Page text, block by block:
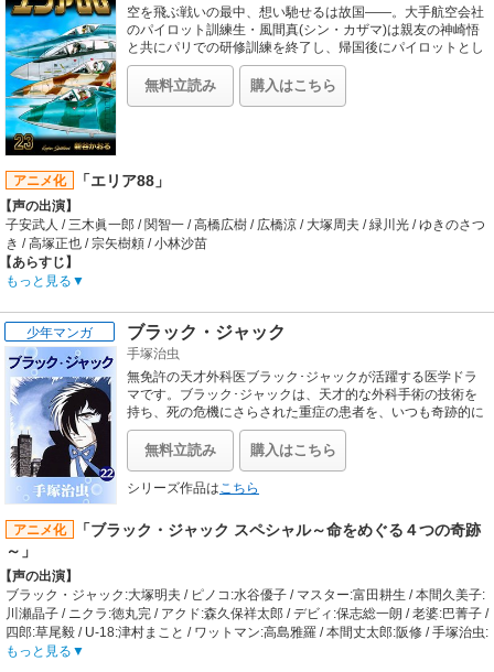
の敵は個人か国か社会か! より大きな舞台で9課の活躍が始まる。
【制作会社】
プロダクションI.G
【スタッフ情報】
原作・協力:士郎正宗
監督:神山健治
企画:石川光久、渡辺繁 / シリーズ構成:神山健治 / ストーリーコンセプト:押井守 /
キャラクターデザイン:後藤隆幸、西尾鉄也 / オリジナルキャラクターデザイン:下
村一 / メカニカルデザイン:寺岡賢司、常木志伸 / 美術監督:竹田悠介 / 美術設定:加
藤浩 / 色彩設定:片山由美子 / 特殊効果:村上正博 / 編集:植松淳一 / 撮影監督:田中宏
侍 / 3D監督:遠藤誠 / 音響監督:若林和弘 / 音楽:菅野よう子
【音楽】
OP:Origa「rise」、Ilaria Graziano「Christmas in the silent forest」 / ED:Steve
Conte「living inside the shell」、Ilaria Graziano「snyper」
空を飛ぶ戦いの最中、想い馳せるは故国――。大手航空会社
のパイロット訓練生・風間真(シン・カザマ)は親友の神崎悟
と共にパリでの研修訓練を終了し、帰国後にパイロットとし
ての第一歩を踏み出すことになっていた。社長令嬢・津雲涼
子との交際も順調でその将来を嘱望されていたシンだった
延びるかのみ。シンは違約金を稼ぐため、ザク・ヴァシュタ
兄であるアブダエル・ヴァシュタールは率いる反政府軍と血
みどろの戦いを繰り広げることになる。戦いのさなか、シン
ン、電子書籍として装いも新たに登場！
無料立読み 購入はこちら
アニメ化 「エリア88」
【声の出演】
子安武人 / 三木眞一郎 / 関智一 / 高橋広樹 / 広橋涼 / 大塚周夫 / 緑川光 / ゆきのさつ
き / 高塚正也 / 宗矢樹頼 / 小林沙苗
【あらすじ】
舞台は、ベトナム戦争終結間も無い混沌とした世界情勢の中、政府軍と反政府軍
リア88"と呼ばれる外国人傭兵戦闘機部隊が存在する。エリア88には人種や国籍
に関係なく、戦うことを職業とした凄腕パイロットが集結し、ミッションごとに
定められた報酬を目当てに日々命をかけた戦闘に挑んでいる。"地獄の契約書"に
サインを交わしエリア88に来たパイロットは、3年間の任期を生きて終えるか、
違約金として150万ドルを支払う以外にエリア88から除隊する術は無い。その死
と向い合せのエリア88に、親友だと思っていた野心家「神崎 悟（かんざき さと
る）」 の陰謀によって強制的に送り込まれてしまったのが主人公「風間 真（かざ
ま しん）」だ。 エリア88なら3日も待たずに戦死するだろうという神崎の思惑に
反し、風間は類い稀なる飛行能力を発揮し、「ミッキー」や「グレッグ」、武器
調達人の「マッコイじいさん」といった戦友たちに助けられながら エリア88のナ
ンバーワンパイロットとなっていた。風間真がエリア88で戦っているのはお金の
ためでも戦闘が好きだからでも無い。愛する婚約者「涼子」の待つ日本へ生きて
帰るために戦っているのだ。
【制作会社】
グループ・タック
【スタッフ情報】
原作:新谷かおる
監督:今掛勇
演出協力:高橋良輔 / シリーズ構成:大野木寛 / キャラクターデザイン:神志那弘志 /
もっと見る
少年マンガ ブラック・ジャック
手塚治虫
無免許の天才外科医ブラック･ジャックが活躍する医学ドラ
マです。ブラック･ジャックは、天才的な外科手術の技術を
持ち、死の危機にさらされた重症の患者を、いつも奇跡的に
助けます。しかしその代価として、いつも莫大な代金を請求
するのです。そのため、医学界では、その存在すらも否定さ
手のピノコとともに、ひっそりと暮らすブラック･ジャッ
ク。彼の元には、今日も、あらゆる医者から見放された患者
賞受賞作品。
無料立読み 購入はこちら
シリーズ作品は こちら
アニメ化
「ブラック・ジャック スペシャル～命をめぐる４つの奇跡
～」
【声の出演】
ブラック・ジャック:大塚明夫 / ピノコ:水谷優子 / マスター:富田耕生 / 本間久美子:
川瀬晶子 / ニクラ:徳丸完 / アクド:森久保祥太郎 / デビィ:保志総一朗 / 老婆:巴菁子 /
四郎:草尾毅 / U-18:津村まこと / ワットマン:高島雅羅 / 本間丈太郎:阪修 / 手塚治虫:
手塚眞 / 裁判官:大和田伸也
もっと見る